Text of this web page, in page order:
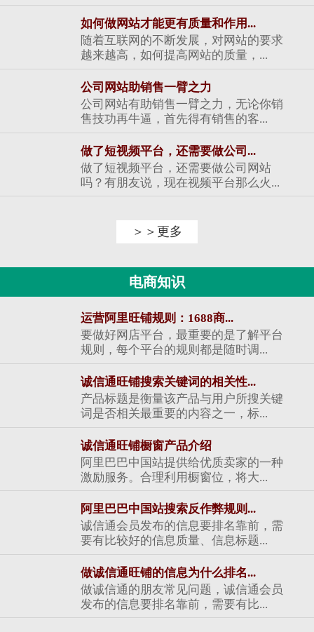
如何做网站才能更有质量和作用...
随着互联网的不断发展，对网站的要求
越来越高，如何提高网站的质量，...
公司网站助销售一臂之力
公司网站有助销售一臂之力，无论你销
售技功再牛逼，首先得有销售的客...
做了短视频平台，还需要做公司...
做了短视频平台，还需要做公司网站
吗？有朋友说，现在视频平台那么火...
＞＞更多
电商知识
运营阿里旺铺规则：1688商...
要做好网店平台，最重要的是了解平台
规则，每个平台的规则都是随时调...
诚信通旺铺搜索关键词的相关性...
产品标题是衡量该产品与用户所搜关键
词是否相关最重要的内容之一，标...
诚信通旺铺橱窗产品介绍
阿里巴巴中国站提供给优质卖家的一种
激励服务。合理利用橱窗位，将大...
阿里巴巴中国站搜索反作弊规则...
诚信通会员发布的信息要排名靠前，需
要有比较好的信息质量、信息标题...
做诚信通旺铺的信息为什么排名...
做诚信通的朋友常见问题，诚信通会员
发布的信息要排名靠前，需要有比...